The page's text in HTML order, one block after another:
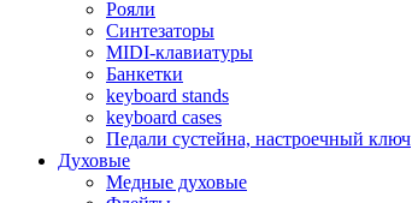
Рояли
Синтезаторы
MIDI-клавиатуры
Банкетки
keyboard stands
keyboard cases
Педали сустейна, настроечный ключ
Духовые
Медные духовые